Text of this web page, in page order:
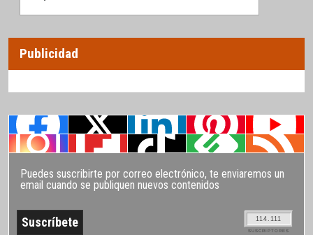
Publicidad
Puedes suscribirte por correo electrónico, te enviaremos un
email cuando se publiquen nuevos contenidos
114.111
SUSCRIPTORES